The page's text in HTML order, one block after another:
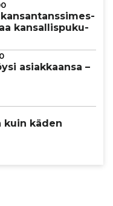
kan­sal­lis­pu­ku­
asi­ak­kaansa –
kuin käden